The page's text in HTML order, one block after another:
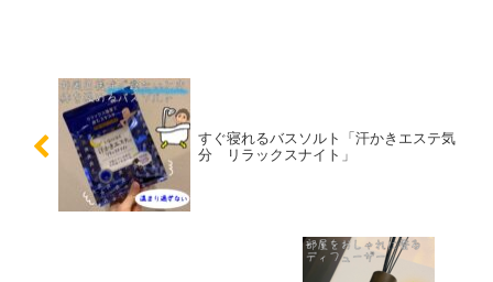
すぐ寝れるバスソルト「汗かきエステ気
分 リラックスナイト」